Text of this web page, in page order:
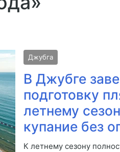
Джубга
В Джубге
подготовку
летнему
купание без
К летнему сезону